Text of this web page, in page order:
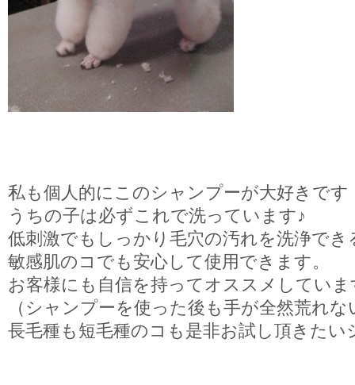
私も個人的にこのシャンプーが大好きです
うちの子は必ずこれで洗っています♪
低刺激でもしっかり毛穴の汚れを洗浄でき
敏感肌のコでも安心して使用できます。
お客様にも自信を持ってオススメしていま
（シャンプーを使った後も手が全然荒れ
長毛種も短毛種のコも是非お試し頂きたい